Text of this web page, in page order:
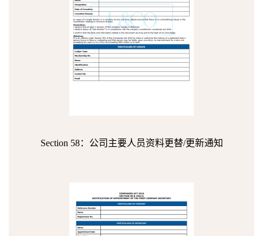
Section 58：公司主要人员资料更替/更新通知